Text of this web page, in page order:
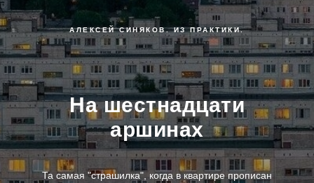
АЛЕКСЕЙ СИНЯКОВ. ИЗ ПРАКТИКИ.
На шестнадцати
аршинах
Та самая "страшилка", когда в квартире прописан